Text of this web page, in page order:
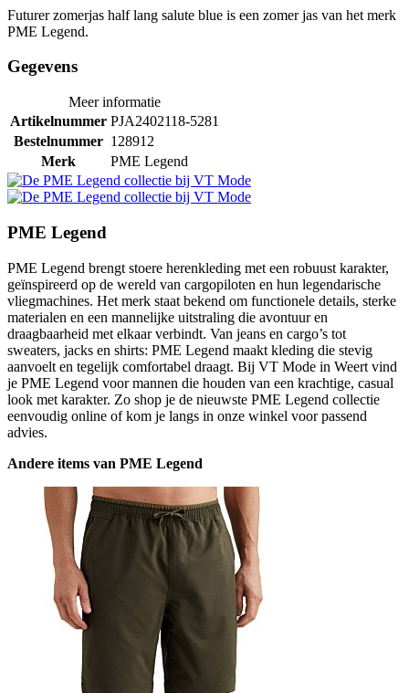
Futurer zomerjas half lang salute blue is een zomer jas van het merk
PME Legend.
Gegevens
Meer informatie
Artikelnummer PJA2402118-5281
Bestelnummer 128912
Merk
PME Legend
PME Legend
PME Legend brengt stoere herenkleding met een robuust karakter,
geïnspireerd op de wereld van cargopiloten en hun legendarische
vliegmachines. Het merk staat bekend om functionele details, sterke
materialen en een mannelijke uitstraling die avontuur en
draagbaarheid met elkaar verbindt. Van jeans en cargo’s tot
sweaters, jacks en shirts: PME Legend maakt kleding die stevig
aanvoelt en tegelijk comfortabel draagt. Bij VT Mode in Weert vind
je PME Legend voor mannen die houden van een krachtige, casual
look met karakter. Zo shop je de nieuwste PME Legend collectie
eenvoudig online of kom je langs in onze winkel voor passend
advies.
Andere items van PME Legend